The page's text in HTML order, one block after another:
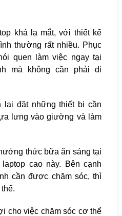
khá lạ mắt, với thiết kế
thường rất nhiều. Phục
quen làm việc ngay tại
mà không cần phải di
lại đặt những thiết bị cần
lưng vào giường và làm
thức bữa ăn sáng tại
cao này. Bên cạnh
cần được chăm sóc, thì
cho việc chăm sóc cơ thể